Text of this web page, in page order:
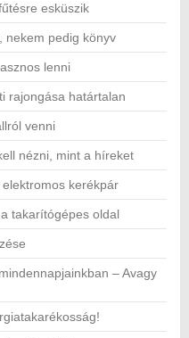
esküszik
nekem pedig könyv
lenni
rajongása határtalan
venni
nézni, mint a híreket
kerékpár
takarítógépes oldal
– Avagy